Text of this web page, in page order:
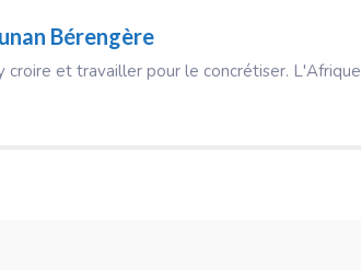
Bérengère
croire et travailler pour le concrétiser.